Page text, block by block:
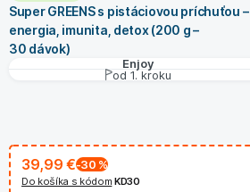
Super GREENS s pistáciovou príchuťou –
energia, imunita, detox (200 g –
30 dávok)
Enjoy
od 1. kroku
39,99 €-30 %
Do košíka s kódom KD30